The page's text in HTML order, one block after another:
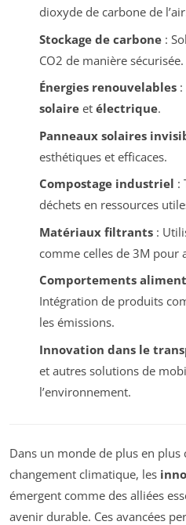
dioxyde de carbone de
Stockage de carbone:
CO2 de manière sécurisée.
Énergies renouvelables:
solaireet électrique.
Panneaux solaires
esthétiques et efficaces.
Compostage industriel :
déchets en ressources
Matériaux filtrants:
comme celles de 3M pour
Comportements
Intégration de produits
les émissions.
Innovation dans le
et autres solutions de
l’environnement.
Dans un monde de plus en
changement climatique, les
émergent comme des alliées
avenir durable. Ces avancées